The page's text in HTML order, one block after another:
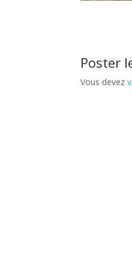
Poster
Vous devez